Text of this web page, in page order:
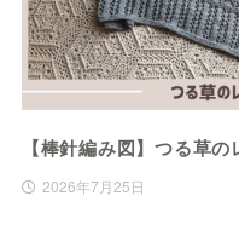
【棒針編み図】つる草
2026年7月25日